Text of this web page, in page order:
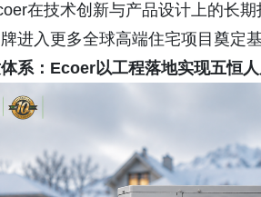
在技术创新与产品设计上的长
进入更多全球高端住宅项目奠定
系：Ecoer以工程落地实现五恒